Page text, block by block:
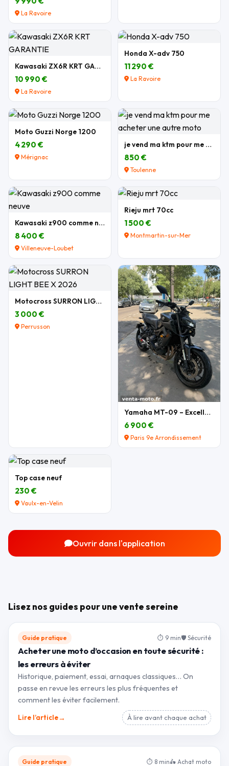
La Ravoire
Kawasaki ZX6R KRT GARANTIE
10 990 €
La Ravoire
Honda X-adv 750
11 290 €
La Ravoire
Moto Guzzi Norge 1200
4 290 €
Mérignac
je vend ma ktm pour me acheter une autre moto
850 €
Toulenne
Kawasaki z900 comme neuve
8 400 €
Villeneuve-Loubet
Rieju mrt 70cc
1 500 €
Montmartin-sur-Mer
Motocross SURRON LIGHT BEE X 2026
3 000 €
Perrusson
Yamaha MT-09 – Excellent état – Nombreux équipemen
6 900 €
Paris 9e Arrondissement
Top case neuf
230 €
Vaulx-en-Velin
Ouvrir dans l'application
Lisez nos guides pour une vente sereine
Guide pratique ⏱ 9 min🛡 Sécurité
Acheter une moto d’occasion en toute sécurité :
les erreurs à éviter
Historique, paiement, essai, arnaques classiques… On
passe en revue les erreurs les plus fréquentes et
comment les éviter facilement.
Lire l’article→ À lire avant chaque achat
Guide pratique ⏱ 8 min🛵 Achat moto